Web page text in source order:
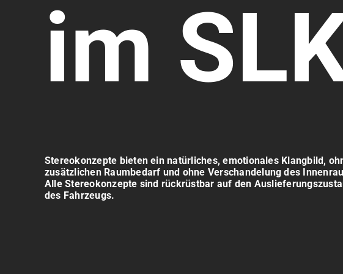
im
Stereokonzepte bieten ein natürliches, emotionales Klangbild,
zusätzlichen Raumbedarf und ohne Verschandelung des
Alle Stereokonzepte sind rückrüstbar auf den
des Fahrzeugs.